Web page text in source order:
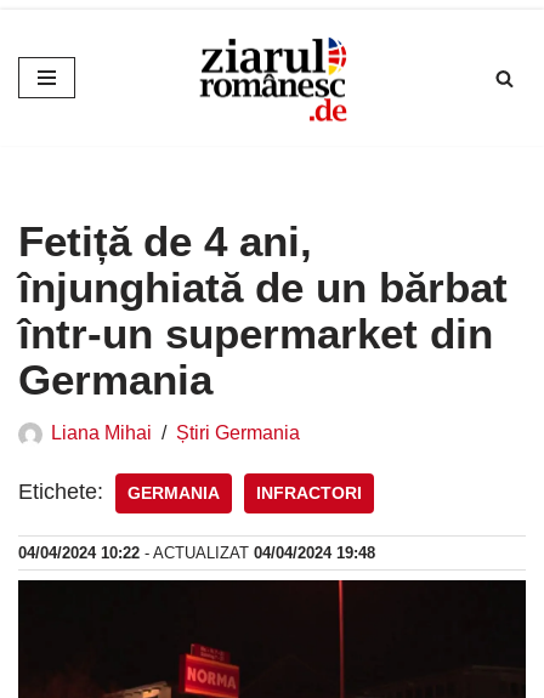
Sari
la
Fetiță de 4 ani,
înjunghiată de un bărbat
într-un supermarket din
Germania
Liana Mihai Știri Germania
Etichete: GERMANIA INFRACTORI
04/04/2024 10:22 - ACTUALIZAT 04/04/2024 19:48